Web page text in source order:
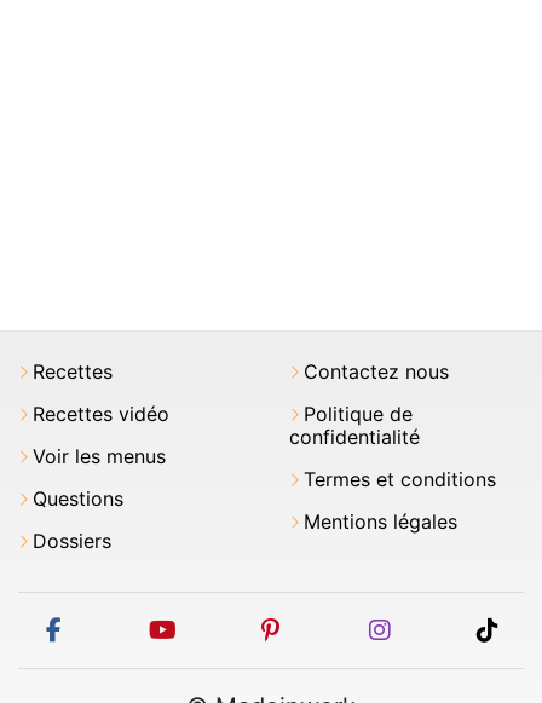
Recettes
Recettes vidéo
Voir les menus
Questions
Dossiers
Contactez nous
Politique de
confidentialité
Termes et conditions
Mentions légales
facebook youtube pinterest instagram